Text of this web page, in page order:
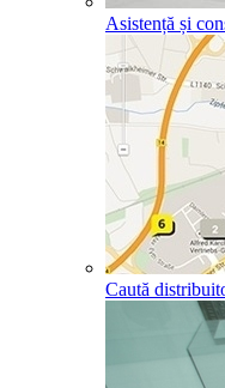
Asistență și
Caută